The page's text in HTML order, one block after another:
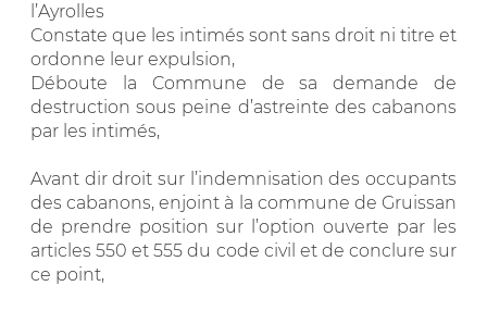
l’Ayrolles
Constate que les intimés sont sans droit ni titre et
ordonne leur expulsion,
Déboute la Commune de sa demande de
destruction sous peine d’astreinte des cabanons
par les intimés,
Avant dir droit sur l’indemnisation des occupants
des cabanons, enjoint à la commune de Gruissan
de prendre position sur l’option ouverte par les
articles 550 et 555 du code civil et de conclure sur
ce point,